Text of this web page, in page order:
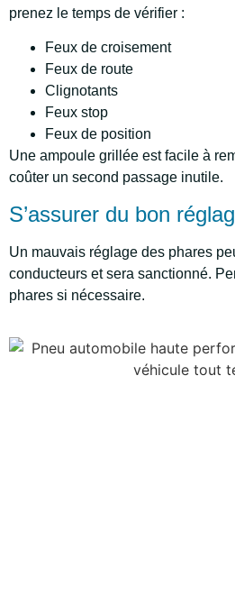
prenez le temps de vérifier :
Feux de croisement
Feux de route
Clignotants
Feux stop
Feux de position
Une ampoule grillée est facile à
coûter un second passage inutile.
S’assurer du bon
Un mauvais réglage des phares
conducteurs et sera sanctionné.
phares si nécessaire.